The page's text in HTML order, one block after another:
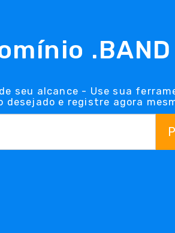
.BAND
seu alcance - Use sua
desejado e registre agora